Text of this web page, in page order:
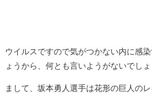
ウイルスですので気がつかない内に感
ょうから、何とも言いようがないでしょ
まして、坂本勇人選手は花形の巨人の